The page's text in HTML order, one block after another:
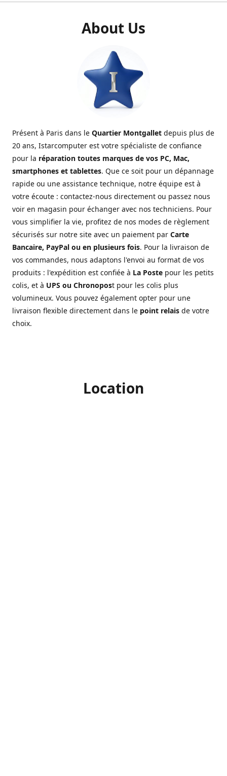
About Us
Présent à Paris dans le Quartier Montgallet depuis plus de
20 ans, Istarcomputer est votre spécialiste de confiance
pour la réparation toutes marques de vos PC, Mac,
smartphones et tablettes. Que ce soit pour un dépannage
rapide ou une assistance technique, notre équipe est à
votre écoute : contactez-nous directement ou passez nous
voir en magasin pour échanger avec nos techniciens. Pour
vous simplifier la vie, profitez de nos modes de règlement
sécurisés sur notre site avec un paiement par Carte
Bancaire, PayPal ou en plusieurs fois. Pour la livraison de
vos commandes, nous adaptons l'envoi au format de vos
produits : l'expédition est confiée à La Poste pour les petits
colis, et à UPS ou Chronopost pour les colis plus
volumineux. Vous pouvez également opter pour une
livraison flexible directement dans le point relais de votre
choix.
Location